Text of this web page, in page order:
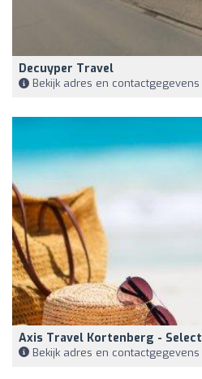
Decuyper Travel
Bekijk adres en contactgegevens
Axis Travel Kortenberg -
Bekijk adres en contactgegevens